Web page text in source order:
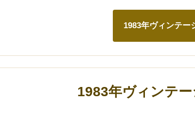
1983年ヴィンテ
1983年ヴィンテ